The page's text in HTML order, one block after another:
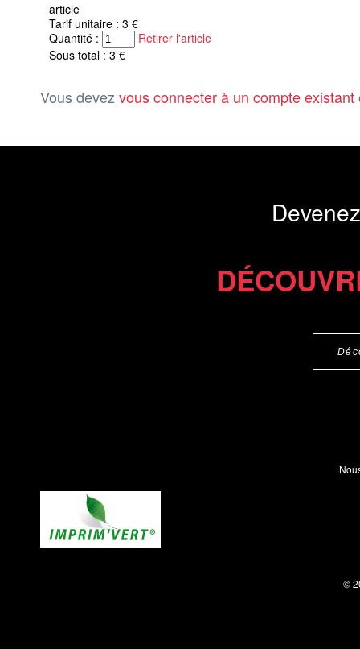
article
Tarif unitaire : 3 €
Quantité :
Retirer l'article
Sous total : 3 €
Vous devez vous connecter à un compte existant
©